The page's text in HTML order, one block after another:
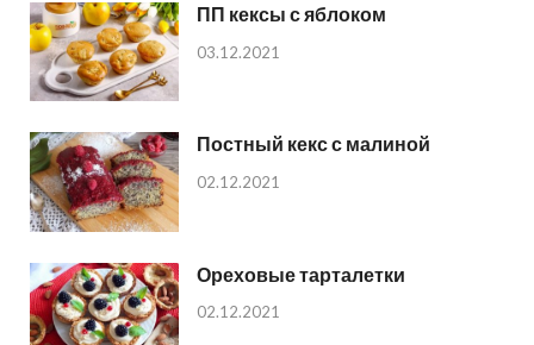
ПП кексы с яблоком
03.12.2021
Постный кекс с малиной
02.12.2021
Ореховые тарталетки
02.12.2021